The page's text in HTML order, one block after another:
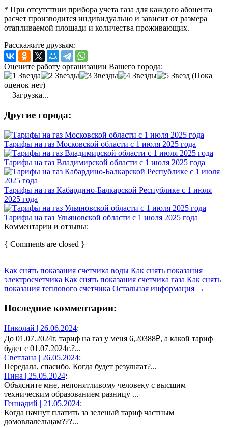
* При отсутствии прибора учета газа для каждого абонента
расчет производится индивидуально и зависит от размера
отапливаемой площади и количества проживающих.
Расскажите друзьям:
Оцените работу организации Вашего города:
(Пока
оценок нет)
Загрузка...
Другие города:
Тарифы на газ Московской области с 1 июля 2025 года
Тарифы на газ Владимирской области с 1 июля 2025 года
Тарифы на газ Кабардино-Балкарской Республике с 1 июля
2025 года
Тарифы на газ Ульяновской области с 1 июля 2025 года
Комментарии и отзывы:
{ Comments are closed }
Как снять показания счетчика воды Как снять показания
электросчетчика Как снять показания счетчика газа Как снять
показания теплового счетчика Остальная информация →
Последние комментарии:
Николай | 26.06.2024:
До 01.07.2024г. тариф на газ у меня 6,20388₽, а какой тариф
будет с 01.07.2024г.?...
Светлана | 26.05.2024:
Передала, спасибо. Когда будет результат?...
Нина | 25.05.2024:
Объясните мне, непонятливому человеку с высшим
техническим образованием разницу ...
Геннадий | 21.05.2024:
Когда начнут платить за зеленый тариф частным
домовлалельцам???...